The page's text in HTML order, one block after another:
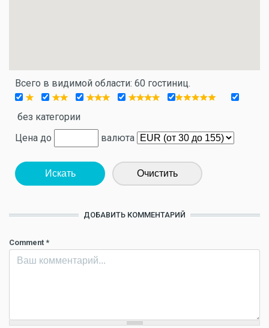
Всего в видимой области: 60 гостиниц.
без категории
Цена до
валюта
Искать Очистить
ДОБАВИТЬ КОММЕНТАРИЙ
Comment *